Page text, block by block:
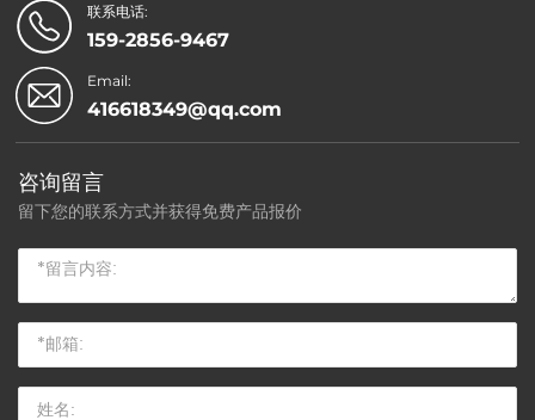
联系电话:
159-2856-9467
Email:
416618349@qq.com
咨询留言
留下您的联系方式并获得免费产品报价